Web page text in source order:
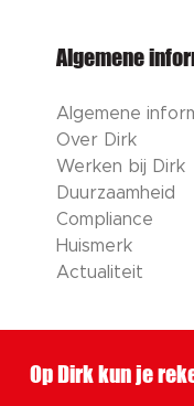
Algemene
Algemene
Over Dirk
Werken bij Dirk
Duurzaamheid
Compliance
Huismerk
Actualiteit
Op Dirk kun je